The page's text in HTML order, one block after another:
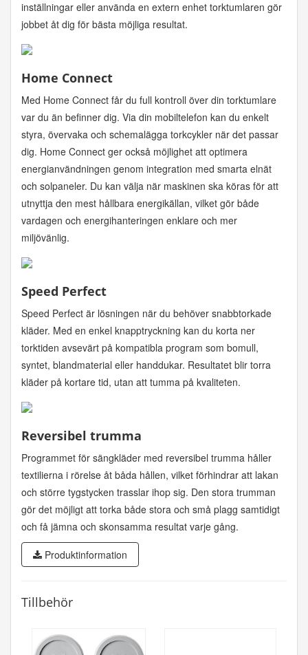
inställningar eller använda en extern enhet torktumlaren gör
jobbet åt dig för bästa möjliga resultat.
Home Connect
Med Home Connect får du full kontroll över din torktumlare
var du än befinner dig. Via din mobiltelefon kan du enkelt
styra, övervaka och schemalägga torkcykler när det passar
dig. Home Connect ger också möjlighet att optimera
energianvändningen genom integration med smarta elnät
och solpaneler. Du kan välja när maskinen ska köras för att
utnyttja den mest hållbara energikällan, vilket gör både
vardagen och energihanteringen enklare och mer
miljövänlig.
Speed Perfect
Speed Perfect är lösningen när du behöver snabbtorkade
kläder. Med en enkel knapptryckning kan du korta ner
torktiden avsevärt på kompatibla program som bomull,
syntet, blandmaterial eller handdukar. Resultatet blir torra
kläder på kortare tid, utan att tumma på kvaliteten.
Reversibel trumma
Programmet för sängkläder med reversibel trumma håller
textilierna i rörelse åt båda hållen, vilket förhindrar att lakan
och större tygstycken trasslar ihop sig. Den stora trumman
gör det möjligt att torka både stora och små plagg samtidigt
och få jämna och skonsamma resultat varje gång.
Produktinformation
Tillbehör